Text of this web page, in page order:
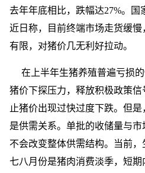
去年年底相比，跌幅达27%。
近日称，目前终端市场走货缓
有限，对猪价几无利好拉动。
在上半年生猪养殖普遍亏损
猪价下探压力，释放积极政策
止猪价出现过快过度下跌。但
是供需关系。单批的收储量与市
不会改变整体供需结构。当前
七八月份是猪肉消费淡季，短期